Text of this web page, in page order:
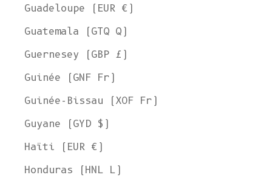
Guadeloupe (EUR €)
Guatemala (GTQ Q)
Guernesey (GBP £)
Guinée (GNF Fr)
Guinée-Bissau (XOF Fr)
Guyane (GYD $)
Haïti (EUR €)
Honduras (HNL L)